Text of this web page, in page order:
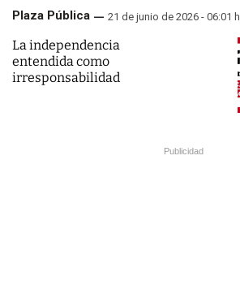
Plaza Pública 21 de junio de 2026 - 06:01 h
La independencia
entendida como
irresponsabilidad
Publicidad